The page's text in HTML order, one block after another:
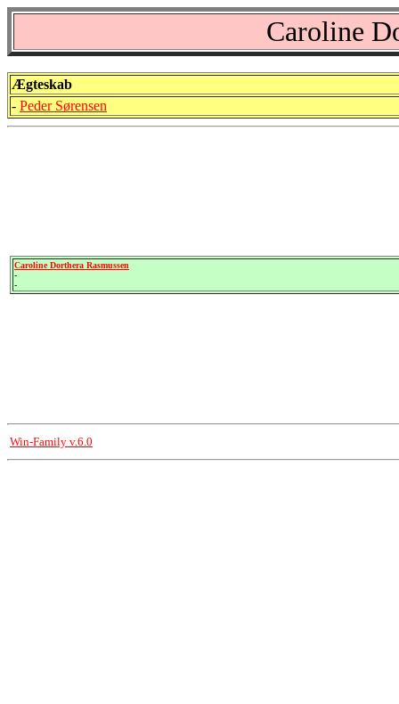
Caroline
Ægteskab
- Peder Sørensen
Caroline Dorthera Rasmussen
-
-
Win-Family v.6.0